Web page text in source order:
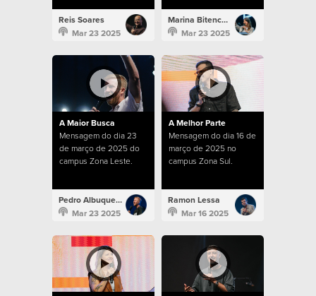
Reis Soares
Mar 23 2025
Marina Bitencourt
Mar 23 2025
A Maior Busca
Mensagem do dia 23
de março de 2025 do
campus Zona Leste.
Pedro Albuquerque
Mar 23 2025
A Melhor Parte
Mensagem do dia 16 de
março de 2025 no
campus Zona Sul.
Ramon Lessa
Mar 16 2025